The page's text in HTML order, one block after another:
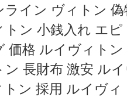
ライン ヴィトン
ン 小銭入れ エ
価格 ルイヴィト
長財布 激安 ル
トン 採用 ルイヴ